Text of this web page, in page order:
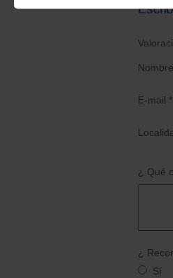
E-mail *
¿ Qué
¿
Sí